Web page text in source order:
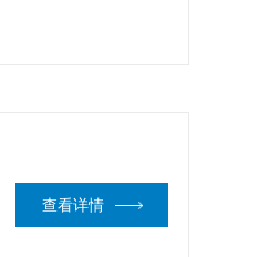
查看详情